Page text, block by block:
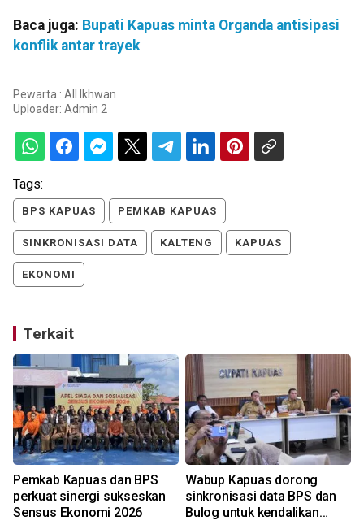
Baca juga: Bupati Kapuas minta Organda antisipasi
konflik antar trayek
Pewarta : All Ikhwan
Uploader: Admin 2
Tags:
BPS KAPUAS PEMKAB KAPUAS
SINKRONISASI DATA KALTENG KAPUAS
EKONOMI
Terkait
Pemkab Kapuas dan BPS
perkuat sinergi sukseskan
Sensus Ekonomi 2026
Wabup Kapuas dorong
sinkronisasi data BPS dan
Bulog untuk kendalikan